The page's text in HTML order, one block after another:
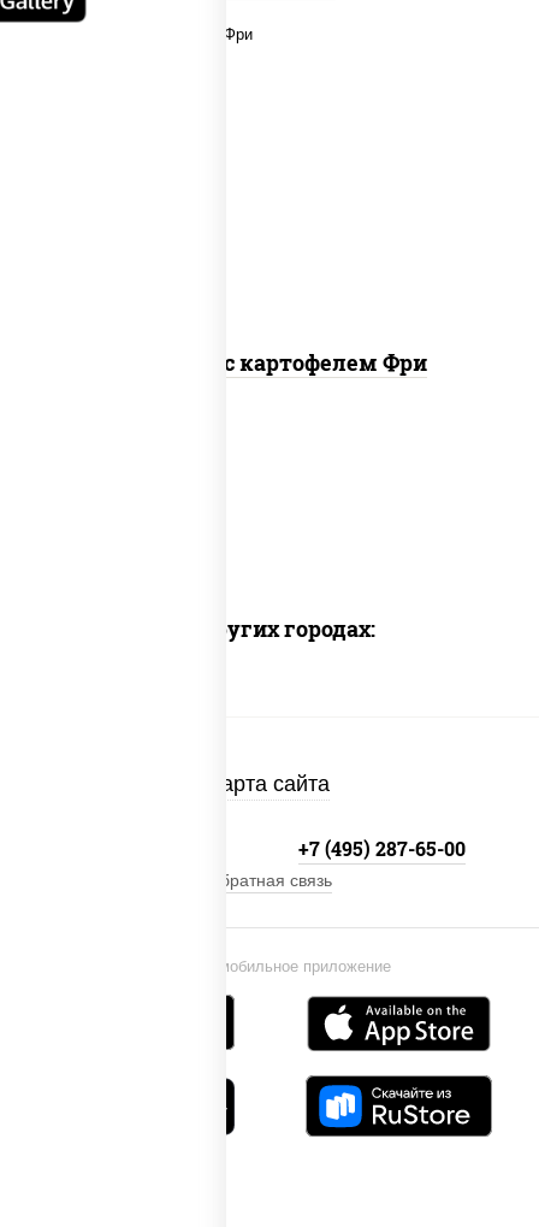
Наггетсы с картофелем Фри
Доставка в других городах:
Карта сайта
Установи мобильное приложение
+7 (495) 287-65-00
Обратная связь